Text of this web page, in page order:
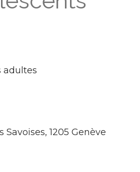
adultes
Savoises, 1205 Genève